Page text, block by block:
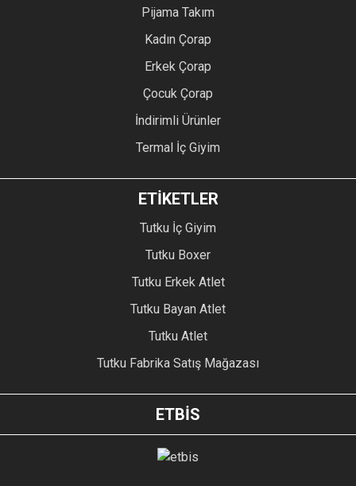
Pijama Takım
Kadın Çorap
Erkek Çorap
Çocuk Çorap
İndirimli Ürünler
Termal İç Giyim
ETİKETLER
Tutku İç Giyim
Tutku Boxer
Tutku Erkek Atlet
Tutku Bayan Atlet
Tutku Atlet
Tutku Fabrika Satış Mağazası
ETBİS